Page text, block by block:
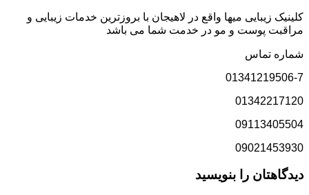
کلینیک زیبایی میها واقع در لاهیجان با بروزترین خدمات زیبایی و
مراقبت پوست و مو در خدمت شما می باشد
شماره تماس
01341219506-7
01342217120
09113405504
09021453930
دیدگاهتان را بنویسید